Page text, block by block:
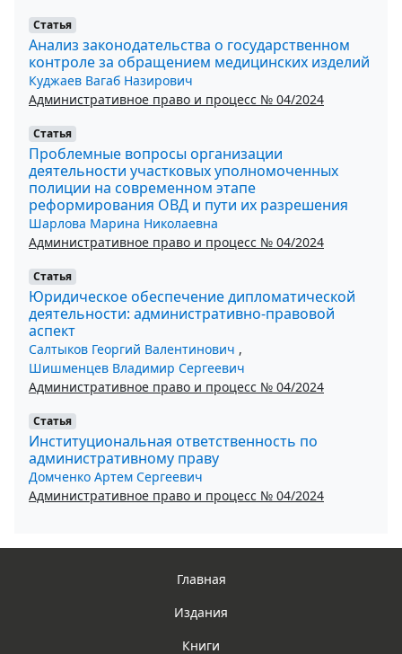
Статья
Анализ законодательства о государственном
контроле за обращением медицинских изделий
Куджаев Вагаб Назирович
Административное право и процесс № 04/2024
Статья
Проблемные вопросы организации
деятельности участковых уполномоченных
полиции на современном этапе
реформирования ОВД и пути их разрешения
Шарлова Марина Николаевна
Административное право и процесс № 04/2024
Статья
Юридическое обеспечение дипломатической
деятельности: административно-правовой
аспект
Салтыков Георгий Валентинович ,
Шишменцев Владимир Сергеевич
Административное право и процесс № 04/2024
Статья
Институциональная ответственность по
административному праву
Домченко Артем Сергеевич
Административное право и процесс № 04/2024
Главная
Издания
Книги